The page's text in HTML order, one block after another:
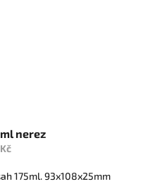
nerez
175ml. 93x108x25mm